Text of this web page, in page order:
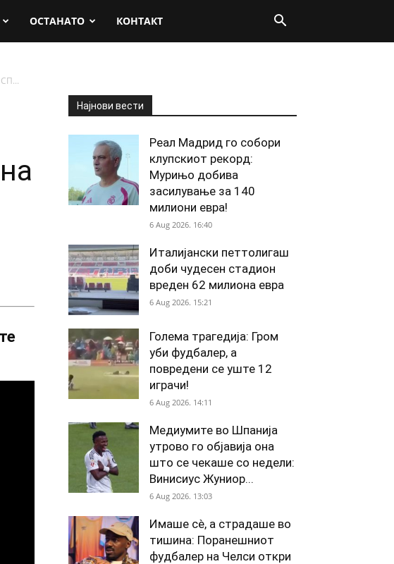
ОСТАНАТО КОНТАКТ
Најнови вести
Реал Мадрид го собори
клупскиот рекорд:
Мурињо добива
засилување за 140
милиони евра!
6 Aug 2026. 16:40
Италијански петтолигаш
доби чудесен стадион
вреден 62 милиона евра
6 Aug 2026. 15:21
Голема трагедија: Гром
уби фудбалер, а
повредени се уште 12
играчи!
6 Aug 2026. 14:11
Медиумите во Шпанија
утрово го објавија она
што се чекаше со недели:
Винисиус Жуниор...
6 Aug 2026. 13:03
Имаше сè, а страдаше во
тишина: Поранешниот
фудбалер на Челси откри